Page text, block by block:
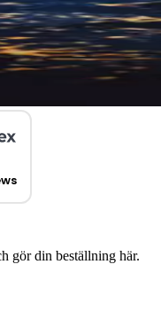
gör din beställning här.